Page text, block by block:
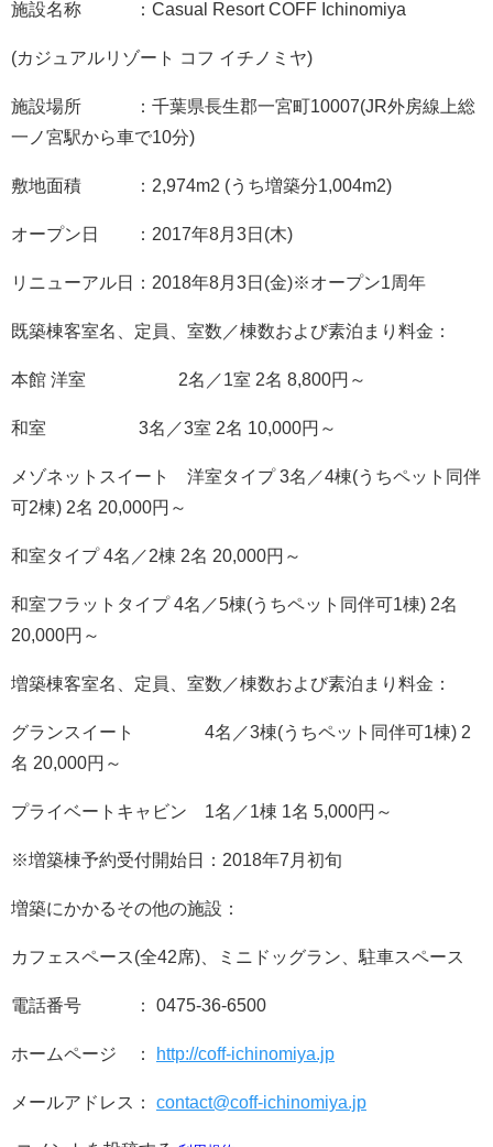
施設名称 ：Casual Resort COFF Ichinomiya
(カジュアルリゾート コフ イチノミヤ)
施設場所 ：千葉県長生郡一宮町10007(JR外房線上総
一ノ宮駅から車で10分)
敷地面積 ：2,974m2 (うち増築分1,004m2)
オープン日 ：2017年8月3日(木)
リニューアル日：2018年8月3日(金)※オープン1周年
既築棟客室名、定員、室数／棟数および素泊まり料金：
本館 洋室 2名／1室 2名 8,800円～
和室 3名／3室 2名 10,000円～
メゾネットスイート 洋室タイプ 3名／4棟(うちペット同伴
可2棟) 2名 20,000円～
和室タイプ 4名／2棟 2名 20,000円～
和室フラットタイプ 4名／5棟(うちペット同伴可1棟) 2名
20,000円～
増築棟客室名、定員、室数／棟数および素泊まり料金：
グランスイート 4名／3棟(うちペット同伴可1棟) 2
名 20,000円～
プライベートキャビン 1名／1棟 1名 5,000円～
※増築棟予約受付開始日：2018年7月初旬
増築にかかるその他の施設：
カフェスペース(全42席)、ミニドッグラン、駐車スペース
電話番号 ： 0475-36-6500
ホームページ ： http://coff-ichinomiya.jp
メールアドレス： contact@coff-ichinomiya.jp